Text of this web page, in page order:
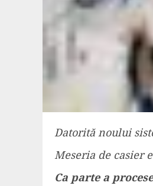
Datorită noului
Meseria de casier
Ca parte a